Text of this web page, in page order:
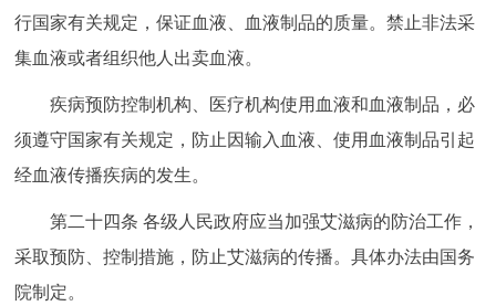
行国家有关规定，保证血液、血液制品的质量。禁止非法采
集血液或者组织他人出卖血液。
疾病预防控制机构、医疗机构使用血液和血液制品，必
须遵守国家有关规定，防止因输入血液、使用血液制品引起
经血液传播疾病的发生。
第二十四条 各级人民政府应当加强艾滋病的防治工作，
采取预防、控制措施，防止艾滋病的传播。具体办法由国务
院制定。